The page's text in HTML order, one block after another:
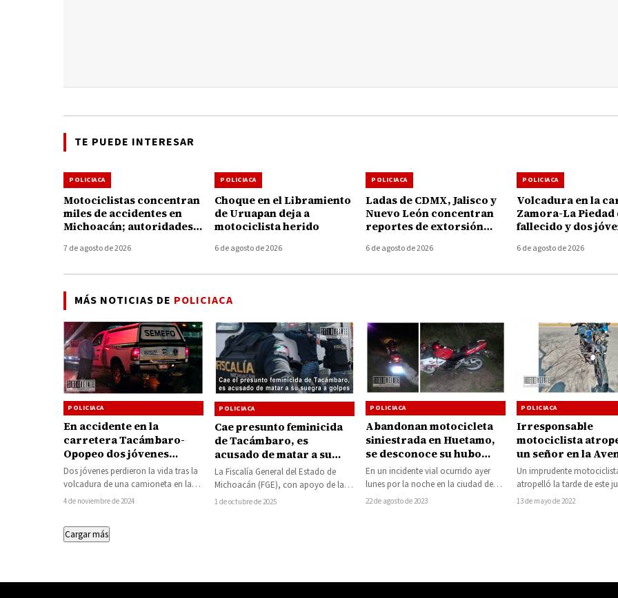
TE PUEDE INTERESAR
POLICIACA
Motociclistas concentran
miles de accidentes en
Michoacán; autoridades
prevención
7 de agosto de 2026
POLICIACA
Choque en el Libramiento
de Uruapan deja a
motociclista herido
6 de agosto de 2026
POLICIACA
Ladas de CDMX, Jalisco y
Nuevo León concentran
reportes de extorsión
6 de agosto de 2026
POLICIACA
Volcadura en la
Zamora-La Piedad
fallecido y dos
6 de agosto de 2026
MÁS NOTICIAS DE POLICIACA
POLICIACA
En accidente en la
carretera Tacámbaro-
Opopeo dos jóvenes
pierden la vida
Dos jóvenes perdieron la vida tras la
volcadura de una camioneta en la
carretera Opopeo-Tacámbaro
4 de noviembre de 2024
POLICIACA
Cae presunto feminicida
de Tacámbaro, es
acusado de matar a su
suegra a golpes
La Fiscalía General del Estado de
Michoacán (FGE), con apoyo de la
Fiscalía del Estado de Jalisco,
1 de octubre de 2025
POLICIACA
Abandonan motocicleta
siniestrada en Huetamo,
se desconoce su hubo
lesionados
En un incidente vial ocurrido ayer
lunes por la noche en la ciudad de
Huetamo, se reportó la…
22 de agosto de 2023
POLICIACA
Irresponsable
motociclista
un señor en la
Madero Norte de
Huetamo y huye
caminando
Un imprudente
atropelló la tarde de este
señor dejándolo herido de
13 de mayo de 2022
Cargar más